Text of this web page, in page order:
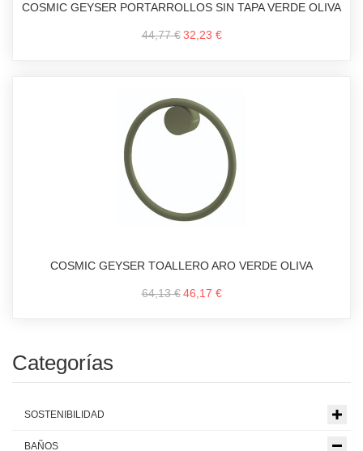
COSMIC GEYSER PORTARROLLOS SIN TAPA VERDE OLIVA
44,77 € 32,23 €
COSMIC GEYSER TOALLERO ARO VERDE OLIVA
64,13 € 46,17 €
Categorías
SOSTENIBILIDAD
BAÑOS